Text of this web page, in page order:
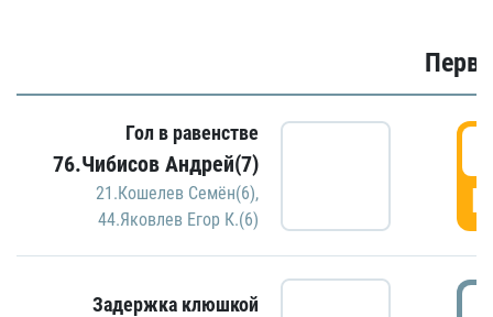
Гол в равенстве
76.Чибисов Андрей(7)
21.Кошелев Семён(6),
44.Яковлев Егор К.(6)
Задержка клюшкой